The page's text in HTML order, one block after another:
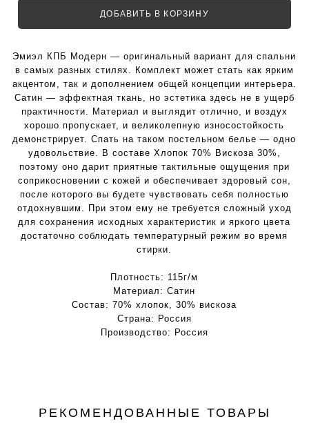
ДОБАВИТЬ В КОРЗИНУ
Эмиэл КПБ Модерн — оригинальный вариант для спальни
в самых разных стилях. Комплект может стать как ярким
акцентом, так и дополнением общей концепции интерьера.
Сатин — эффектная ткань, но эстетика здесь не в ущерб
практичности. Материал и выглядит отлично, и воздух
хорошо пропускает, и великолепную износостойкость
демонстрирует. Спать на таком постельном белье — одно
удовольствие. В составе Хлопок 70% Вискоза 30%,
поэтому оно дарит приятные тактильные ощущения при
соприкосновении с кожей и обеспечивает здоровый сон,
после которого вы будете чувствовать себя полностью
отдохнувшим. При этом ему не требуется сложный уход
для сохранения исходных характеристик и яркого цвета
достаточно соблюдать температурный режим во время
стирки.
Плотность: 115г/м
Материал:Cатин
Состав:70% хлопок, 30% вискоза
Страна: Россия
Производство: Россия
РЕКОМЕНДОВАННЫЕ ТОВАРЫ